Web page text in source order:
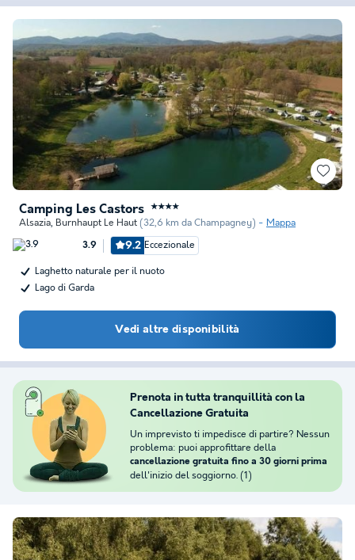
Camping Les Castors ★★★★
Alsazia, Burnhaupt Le Haut (32,6 km da Champagney) Mappa
3.9 9.2 Eccezionale
Laghetto naturale per il nuoto
Lago di Garda
Vedi altre disponibilità
Prenota in tutta tranquillità con la
Cancellazione Gratuita
Un imprevisto ti impedisce di partire? Nessun
problema: puoi approfittare della
cancellazione gratuita fino a 30 giorni prima
dell'inizio del soggiorno. (1)